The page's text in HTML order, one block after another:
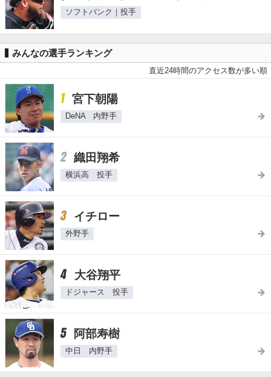
ソフトバンク｜投手
みんなの選手ランキング
直近24時間のアクセス数が多い順
1 宮下朝陽
DeNA 内野手
2 織田翔希
横浜高 投手
3 イチロー
外野手
4 大谷翔平
ドジャース 投手
5 阿部寿樹
中日 内野手